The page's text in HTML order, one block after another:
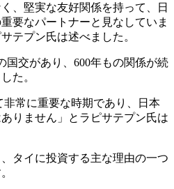
、堅実な友好関係を持って、日
要なパートナーと見なしていま
テプン氏は述べました。
国交があり、600年もの関係が続
た。
非常に重要な時期であり、日本
りません」とラピサテプン氏は
タイに投資する主な理由の一つ